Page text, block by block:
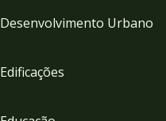
Desenvolvimento Urbano
Edificações